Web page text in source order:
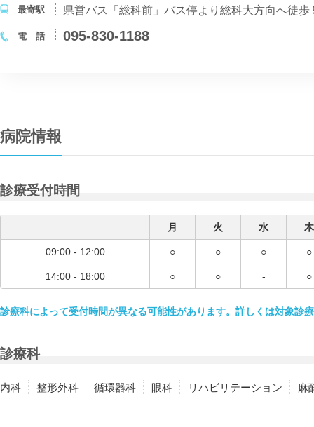
最寄駅 県営バス「総科前」バス停より総科大方向へ徒歩
電 話 095-830-1188
病院情報
診療受付時間
月 火 水 木
09:00 - 12:00 ○ ○ ○ ○
14:00 - 18:00 ○ ○ - ○
診療科によって受付時間が異なる可能性があります。詳しくは対象診
診療科
内科 整形外科 循環器科 眼科 リハビリテーション 麻